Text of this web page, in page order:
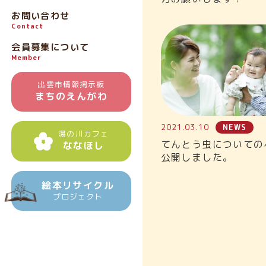
お問い合わせ
Contact
会員募集について
Member
出雲市情報掲示板
まちのえんがわ
湯の川カフェ
ななほし
絵本リサイクル
プロジェクト
2021.03.10 NEWS
てんとう虫について
公開しました。